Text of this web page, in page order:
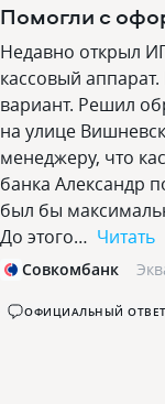
Помогли с
Недавно открыл
кассовый
вариант. Решил
на улице
менеджеру, что
банка Александр
был бы
До этого… Читать
Совкомбанк
ОФИЦИАЛЬНЫЙ ОТВЕТ